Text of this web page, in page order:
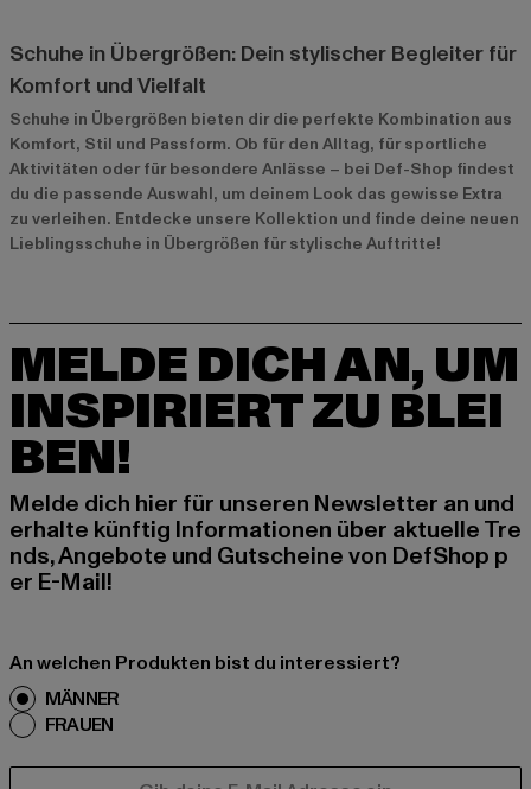
Schuhe in Übergrößen: Dein stylischer Begleiter für
Komfort und Vielfalt
Schuhe in Übergrößen bieten dir die perfekte Kombination aus
Komfort, Stil und Passform. Ob für den Alltag, für sportliche
Aktivitäten oder für besondere Anlässe – bei Def-Shop findest
du die passende Auswahl, um deinem Look das gewisse Extra
zu verleihen. Entdecke unsere Kollektion und finde deine neuen
Lieblingsschuhe in Übergrößen für stylische Auftritte!
MELDE DICH AN, UM
INSPIRIERT ZU BLEI
BEN!
Melde dich hier für unseren Newsletter an und
erhalte künftig Informationen über aktuelle Tre
nds, Angebote und Gutscheine von DefShop p
er E-Mail!
An welchen Produkten bist du interessiert?
MÄNNER
FRAUEN